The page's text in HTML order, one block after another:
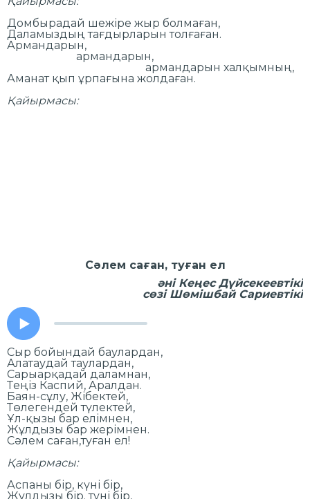
Домбырадай шежіре жыр болмаған,
Даламыздың тағдырларын толғаған.
Армандарын,
армандарын,
армандарын халқымның,
Аманат қып ұрпағына жолдаған.
Қайырмасы:
Сәлем саған, туған ел
әні Кеңес Дүйсекеевтікі
сөзі Шөмішбай Сариевтікі
Сыр бойындай баулардан,
Алатаудай таулардан,
Сарыарқадай даламнан,
Теңіз Каспий, Аралдан.
Баян-сұлу, Жібектей,
Төлегендей түлектей,
Ұл-қызы бар елімнен,
Жұлдызы бар жерімнен.
Сәлем саған,туған ел!
Қайырмасы:
Аспаны бір, күні бір,
Жұлдызы бір. түні бір,